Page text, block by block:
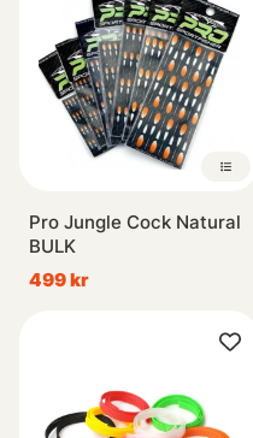
Pro Jungle Cock Natural
BULK
499 kr